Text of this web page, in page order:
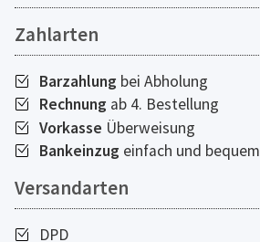
Zahlarten
Barzahlung bei Abholung
Rechnung ab 4. Bestellung
Vorkasse Überweisung
Bankeinzug einfach und bequem
Versandarten
DPD